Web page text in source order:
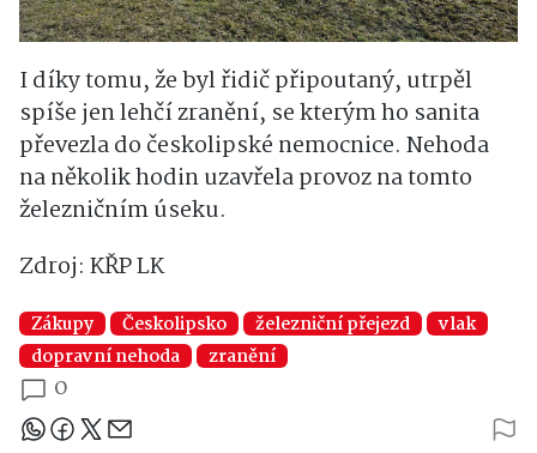
I díky tomu, že byl řidič připoutaný, utrpěl
spíše jen lehčí zranění, se kterým ho sanita
převezla do českolipské nemocnice. Nehoda
na několik hodin uzavřela provoz na tomto
železničním úseku.
Zdroj: KŘP LK
Zákupy Českolipsko železniční přejezd
vlak
dopravní nehoda
zranění
0
Sdílejte článek